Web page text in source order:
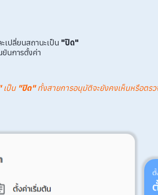
เปลี่ยนสถานะเป็น "ปิด"
ยันการตั้งค่า
เป็น "ปิด"ทั้งสายการอนุมัติจะยังคงเห็นหรือตร